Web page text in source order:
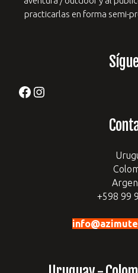
practicarlas en forma semi-
Facebook
Instagram
+598 99